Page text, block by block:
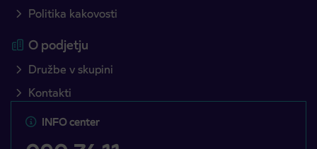
Politika kakovosti
O podjetju
Družbe v skupini
Kontakti
INFO center